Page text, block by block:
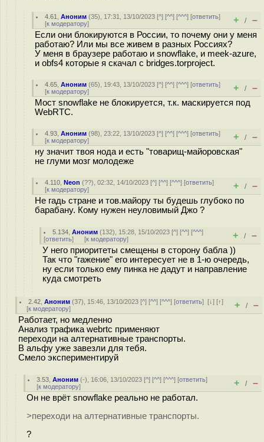
4.61 ,Аноним (35), 17:31, 13/10/2023 [^] [^^] [^^^] [ответить]
[к модератору] + / –
Если они блокируются в России, то почему они у меня
работаю? Или мы все живем в разных Россиях?
У меня в браузере работаю и snowflake, и meek-azure,
и obfs4 которые я скачал с bridges.torproject.
4.65 ,Аноним (65), 19:43, 13/10/2023 [^] [^^] [^^^] [ответить]
[к модератору] + / –
Мост snowflake не блокируется, т.к. маскируется под
WebRTC.
4.93 ,Аноним (98), 23:22, 13/10/2023 [^] [^^] [^^^] [ответить]
[к модератору] + / –
ну значит твоя нода и есть "товарищ-майоровская"
не глуми мозг молодеже
4.110 ,Neon (??), 02:32, 14/10/2023 [^] [^^] [^^^] [ответить]
[к модератору] + / –
Не гадь стране и тов.майору ты будешь глубоко по
барабану. Кому нужен неуловимый Джо ?
5.134 ,Аноним (132), 15:28, 15/10/2023 [^] [^^] [^^^]
[ответить] [к модератору] + / –
У него приоритеты смещены в сторону бабла ))
Так что "гажение" его интересует не в 1-ю очередь,
ну если только ему пинка не дадут и направление
куда смотреть
2.42 ,Аноним (37), 15:46, 13/10/2023 [^] [^^] [^^^] [ответить][↓] [↑]
[к модератору] + / –
Работает, но медленно
Анализ трафика webrtc применяют
переходи на алтернативные транспорты.
В альфу уже завезли для тебя.
Смело экспериментируй
3.53 ,Аноним (-), 16:06, 13/10/2023 [^] [^^] [^^^] [ответить]
[к модератору] + / –
Он не врёт snowflake реально не работал.
>переходи на алтернативные транспорты.
?